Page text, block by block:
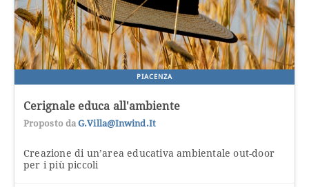
PIACENZA
Cerignale educa all'ambiente
Proposto da G.villa@inwind.it
Creazione di un’area educativa ambientale out-door
per i più piccoli